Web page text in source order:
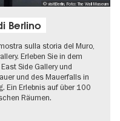
© visitBerlin, Foto: The Wall Museum
Berlino
sulla storia del Muro,
Erleben Sie in dem
Side Gallery und
und des Mauerfalls in
Ein Erlebnis auf über 100
Räumen.